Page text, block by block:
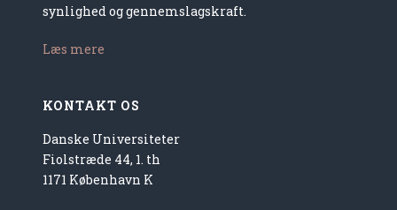
synlighed og gennemslagskraft.
Læs mere
KONTAKT OS
Danske Universiteter
Fiolstræde 44, 1. th
1171 København K